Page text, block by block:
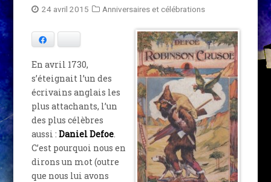
24 avril 2015 Anniversaires et célébrations
En avril 1730,
s’éteignait l’un des
écrivains anglais les
plus attachants, l’un
des plus célèbres
aussi :Daniel Defoe.
C’est pourquoi nous en
dirons un mot (outre
que nous lui avons